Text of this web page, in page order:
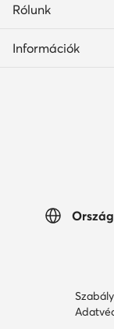
Rólunk
Információk